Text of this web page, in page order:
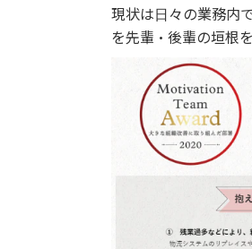
現状は⽇々の業務内
を先輩・後輩の垣根